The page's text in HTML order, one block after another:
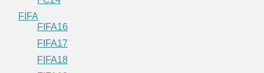
FIFA
FIFA16
FIFA17
FIFA18